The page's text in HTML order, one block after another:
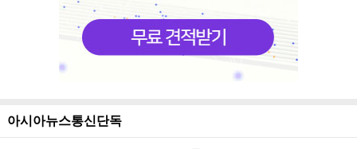
아시아뉴스통신단독